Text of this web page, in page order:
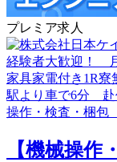
プレミア求人
【機械操作